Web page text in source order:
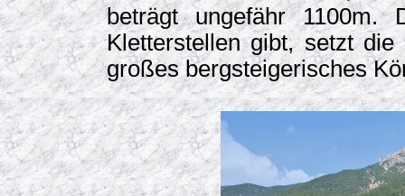
beträgt ungefähr 1100m.
Kletterstellen gibt, setzt
großes bergsteigerisches